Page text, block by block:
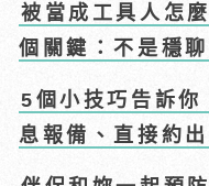
被當成工具人怎
個關鍵：不是穩
5個小技巧告訴你
息報備、直接約出